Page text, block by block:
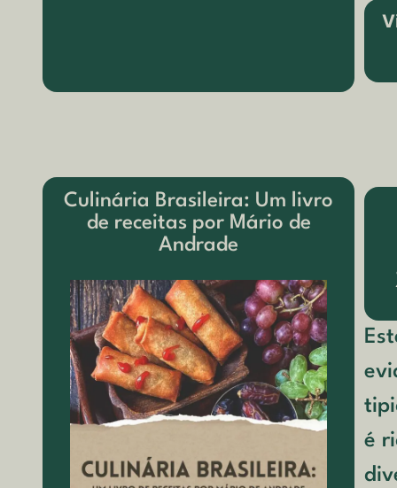
Culinária Brasileira: Um livro
de receitas por Mário de
Andrade
é